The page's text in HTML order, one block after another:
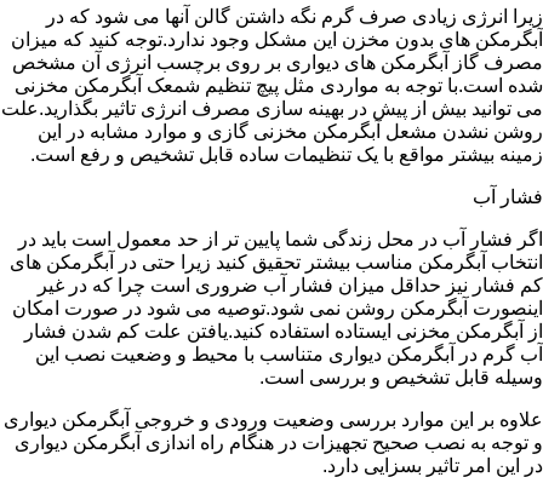
زیرا انرژی زیادی صرف گرم نگه داشتن گالن آنها می شود که در
آبگرمکن های بدون مخزن این مشکل وجود ندارد.توجه کنید که میزان
مصرف گاز آبگرمکن های دیواری بر روی برچسب انرژی آن مشخص
شده است.با توجه به مواردی مثل پیچ تنظیم شمعک آبگرمکن مخزنی
می توانید بیش از پیش در بهینه سازی مصرف انرژی تاثیر بگذارید.علت
روشن نشدن مشعل آبگرمکن مخزنی گازی و موارد مشابه در این
زمینه بیشتر مواقع با یک تنظیمات ساده قابل تشخیص و رفع است.
فشار آب
اگر فشار آب در محل زندگی شما پایین تر از حد معمول است باید در
انتخاب آبگرمکن مناسب بیشتر تحقیق کنید زیرا حتی در آبگرمکن های
کم فشار نیز حداقل میزان فشار آب ضروری است چرا که در غیر
اینصورت آبگرمکن روشن نمی شود.توصیه می شود در صورت امکان
از آبگرمکن مخزنی ایستاده استفاده کنید.یافتن علت کم شدن فشار
آب گرم در آبگرمکن دیواری متناسب با محیط و وضعیت نصب این
وسیله قابل تشخیص و بررسی است.
علاوه بر این موارد بررسی وضعیت ورودی و خروجی آبگرمکن دیواری
و توجه به نصب صحیح تجهیزات در هنگام راه اندازی آبگرمکن دیواری
در این امر تاثیر بسزایی دارد.